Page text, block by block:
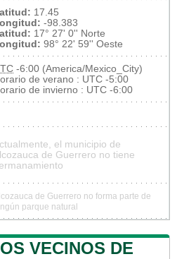
17.45
-98.383
17° 27' 0'' Norte
98° 22' 59'' Oeste
-6:00 (America/Mexico_City)
de verano : UTC -5:00
de invierno : UTC -6:00
el municipio de
de Guerrero no tiene
de Guerrero no forma parte de
parque natural
VECINOS DE